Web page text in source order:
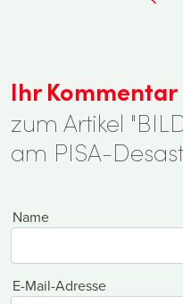
Ihr Kommentar
zum Artikel
am PISA-
Name
E-Mail-Adresse